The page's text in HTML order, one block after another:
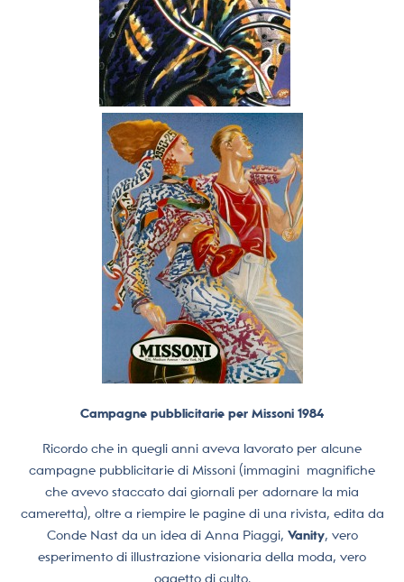
Campagne pubblicitarie per Missoni 1984
Ricordo che in quegli anni aveva lavorato per alcune
campagne pubblicitarie di Missoni (immagini magnifiche
che avevo staccato dai giornali per adornare la mia
cameretta), oltre a riempire le pagine di una rivista, edita da
Conde Nast da un idea di Anna Piaggi, Vanity, vero
esperimento di illustrazione visionaria della moda, vero
oggetto di culto.